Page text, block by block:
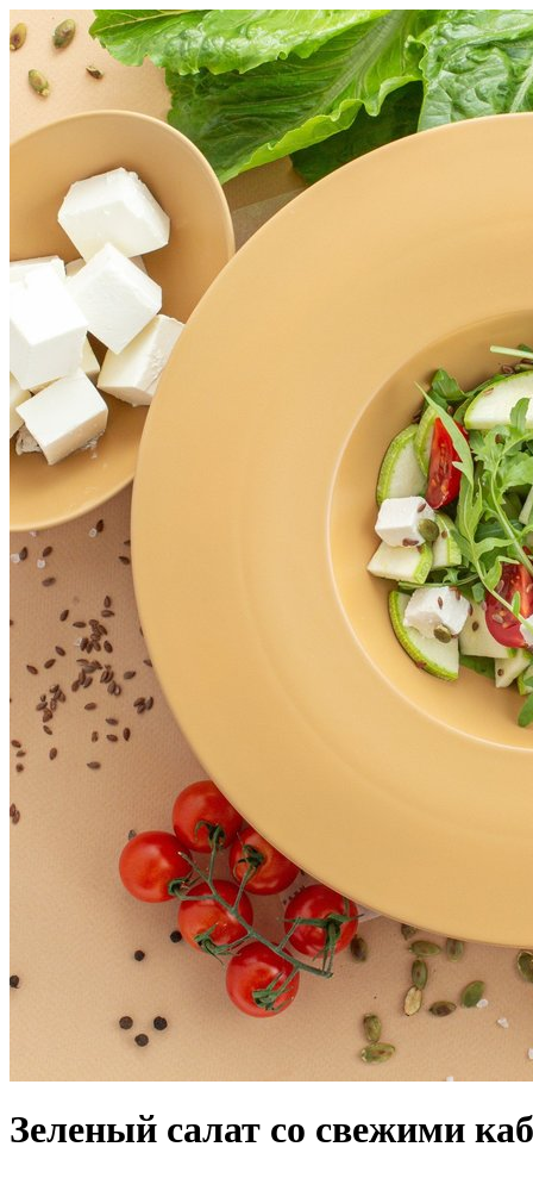
Зеленый салат со свежими